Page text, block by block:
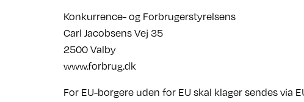
Konkurrence- og Forbrugerstyrelsens
Carl Jacobsens Vej 35
2500 Valby
www.forbrug.dk
For EU-borgere uden for EU skal klager sendes via